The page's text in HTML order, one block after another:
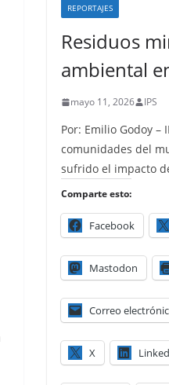
REPORTAJES
Residuos
ambiental
mayo 11, 2026 IPS
Por: Emilio Godoy –
comunidades del
sufrido el impacto
Comparte esto:
Facebook
Mastodon
Correo
X